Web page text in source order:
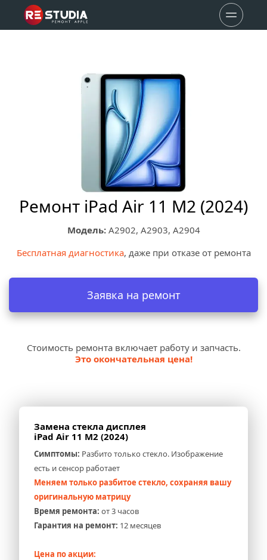
Ремонт iPad Air 11 M2 (2024)
Модель: A2902, A2903, A2904
Бесплатная диагностика, даже при отказе от ремонта
Заявка на ремонт
Стоимость ремонта включает работу и запчасть.
Это окончательная цена!
Замена стекла дисплея
iPad Air 11 M2 (2024)
Симптомы: Разбито только стекло. Изображение
есть и сенсор работает
Меняем только разбитое стекло, сохраняя вашу
оригинальную матрицу
Время ремонта: от 3 часов
Гарантия на ремонт: 12 месяцев
Цена по акции: